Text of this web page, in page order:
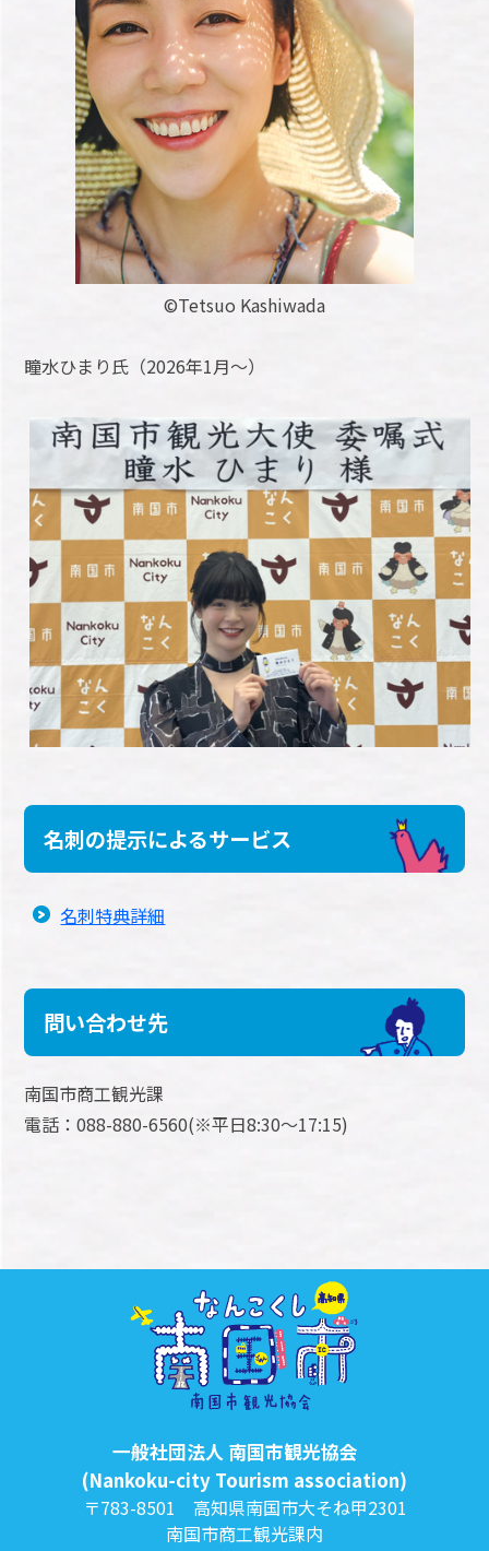
©Tetsuo Kashiwada
瞳水ひまり氏（2026年1月～）
名刺の提示によるサービス
名刺特典詳細
問い合わせ先
南国市商工観光課
電話：088-880-6560(※平日8:30～17:15)
一般社団法人 南国市観光協会
(Nankoku-city Tourism association)
〒783-8501 高知県南国市大そね甲2301
南国市商工観光課内